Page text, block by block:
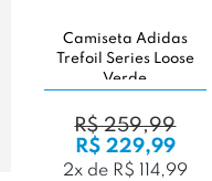
Camiseta Adidas
Trefoil Series Loose
Verde
R$ 259,99
R$ 229,99
2x de R$ 114,99